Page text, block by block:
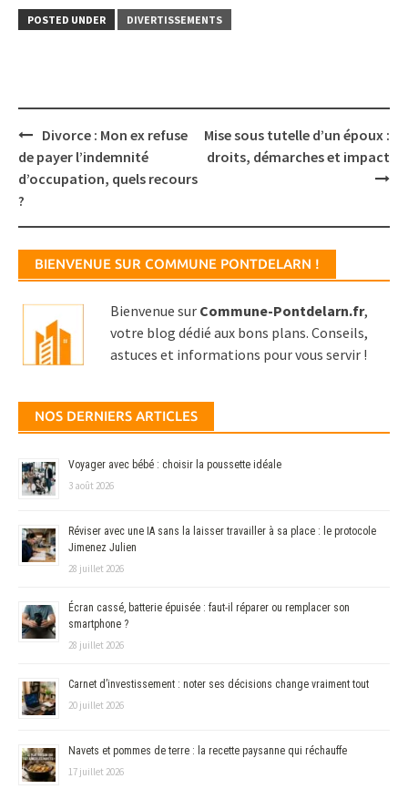
efficaces
POSTED UNDER DIVERTISSEMENTS
Post
navigation
Divorce : Mon ex refuse
de payer l’indemnité
d’occupation, quels recours
?
Mise sous tutelle d’un époux :
droits, démarches et impact
BIENVENUE SUR COMMUNE PONTDELARN !
Bienvenue sur Commune-Pontdelarn.fr,
votre blog dédié aux bons plans. Conseils,
astuces et informations pour vous servir !
NOS DERNIERS ARTICLES
Voyager avec bébé : choisir la poussette idéale
3 août 2026
Réviser avec une IA sans la laisser travailler à sa place : le protocole
Jimenez Julien
28 juillet 2026
Écran cassé, batterie épuisée : faut-il réparer ou remplacer son
smartphone ?
28 juillet 2026
Carnet d’investissement : noter ses décisions change vraiment tout
20 juillet 2026
Navets et pommes de terre : la recette paysanne qui réchauffe
17 juillet 2026